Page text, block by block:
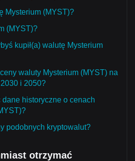
Mysterium (MYST)?
(MYST)?
kupił(a) walutę Mysterium
waluty Mysterium (MYST) na
i 2050?
historyczne o cenach
podobnych kryptowalut?
otrzymać